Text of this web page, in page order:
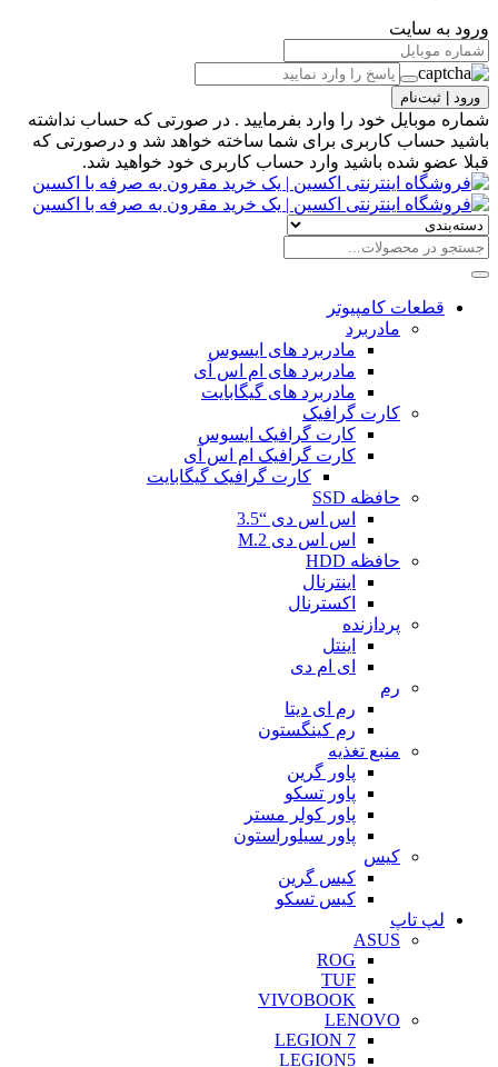
ورود به سایت
ورود | ثبت‌نام
شماره موبایل خود را وارد بفرمایید . در صورتی که حساب نداشته
باشید حساب کاربری برای شما ساخته خواهد شد و درصورتی که
قبلا عضو شده باشید وارد حساب کاربری خود خواهید شد.
قطعات کامپیوتر
مادربرد
مادربرد های ایسوس
مادربرد های ام اس آی
مادربرد های گیگابایت
کارت گرافیک
کارت گرافیک ایسوس
کارت گرافیک ام اس آی
کارت گرافیک گیگابایت
حافظه SSD
اس اس دی “3.5
اس اس دی M.2
حافظه HDD
اینترنال
اکسترنال
پردازنده
اینتل
ای ام دی
رم
رم ای دیتا
رم کینگستون
منبع تغذیه
پاور گرین
پاور تسکو
پاور کولر مستر
پاور سیلوراستون
کیس
کیس گرین
کیس تسکو
لپ تاپ
ASUS
ROG
TUF
VIVOBOOK
LENOVO
LEGION 7
LEGION5